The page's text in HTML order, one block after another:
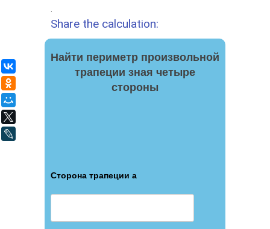
Share the calculation:
Найти периметр произвольной
трапеции зная четыре
стороны
Сторона трапеции a